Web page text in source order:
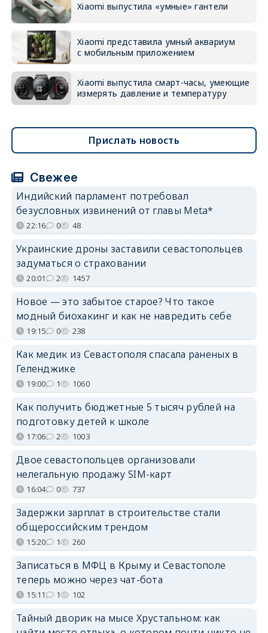
Xiaomi выпустила «умные» гантели
Xiaomi представила умный аквариум
с мобильным приложением
Xiaomi выпустила смарт-часы, умеющие
измерять давление и температуру
Прислать новость
Свежее
Индийский парламент потребовал
безусловных извинений от главы Meta*
22:16 0 48
Украинские дроны заставили севастопольцев
задуматься о страховании
20:01 2 1457
Новое — это забытое старое? Что такое
модный биохакинг и как не навредить себе
19:15 0 238
Как медик из Севастополя спасала раненых в
Геленджике
19:00 1 1060
Как получить бюджетные 5 тысяч рублей на
подготовку детей к школе
17:06 2 1003
Двое севастопольцев организовали
нелегальную продажу SIM-карт
16:04 0 737
Задержки зарплат в строительстве стали
общероссийским трендом
15:20 1 260
Записаться в МФЦ в Крыму и Севастополе
теперь можно через чат-бота
15:11 1 102
Тайный дворик на мысе Хрустальном: как